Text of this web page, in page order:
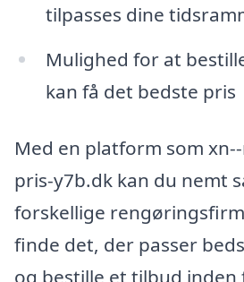
tilpasses dine
Mulighed for at
kan få det bedste pris
Med en platform som
pris-y7b.dk kan du nemt
forskellige
finde det, der passer